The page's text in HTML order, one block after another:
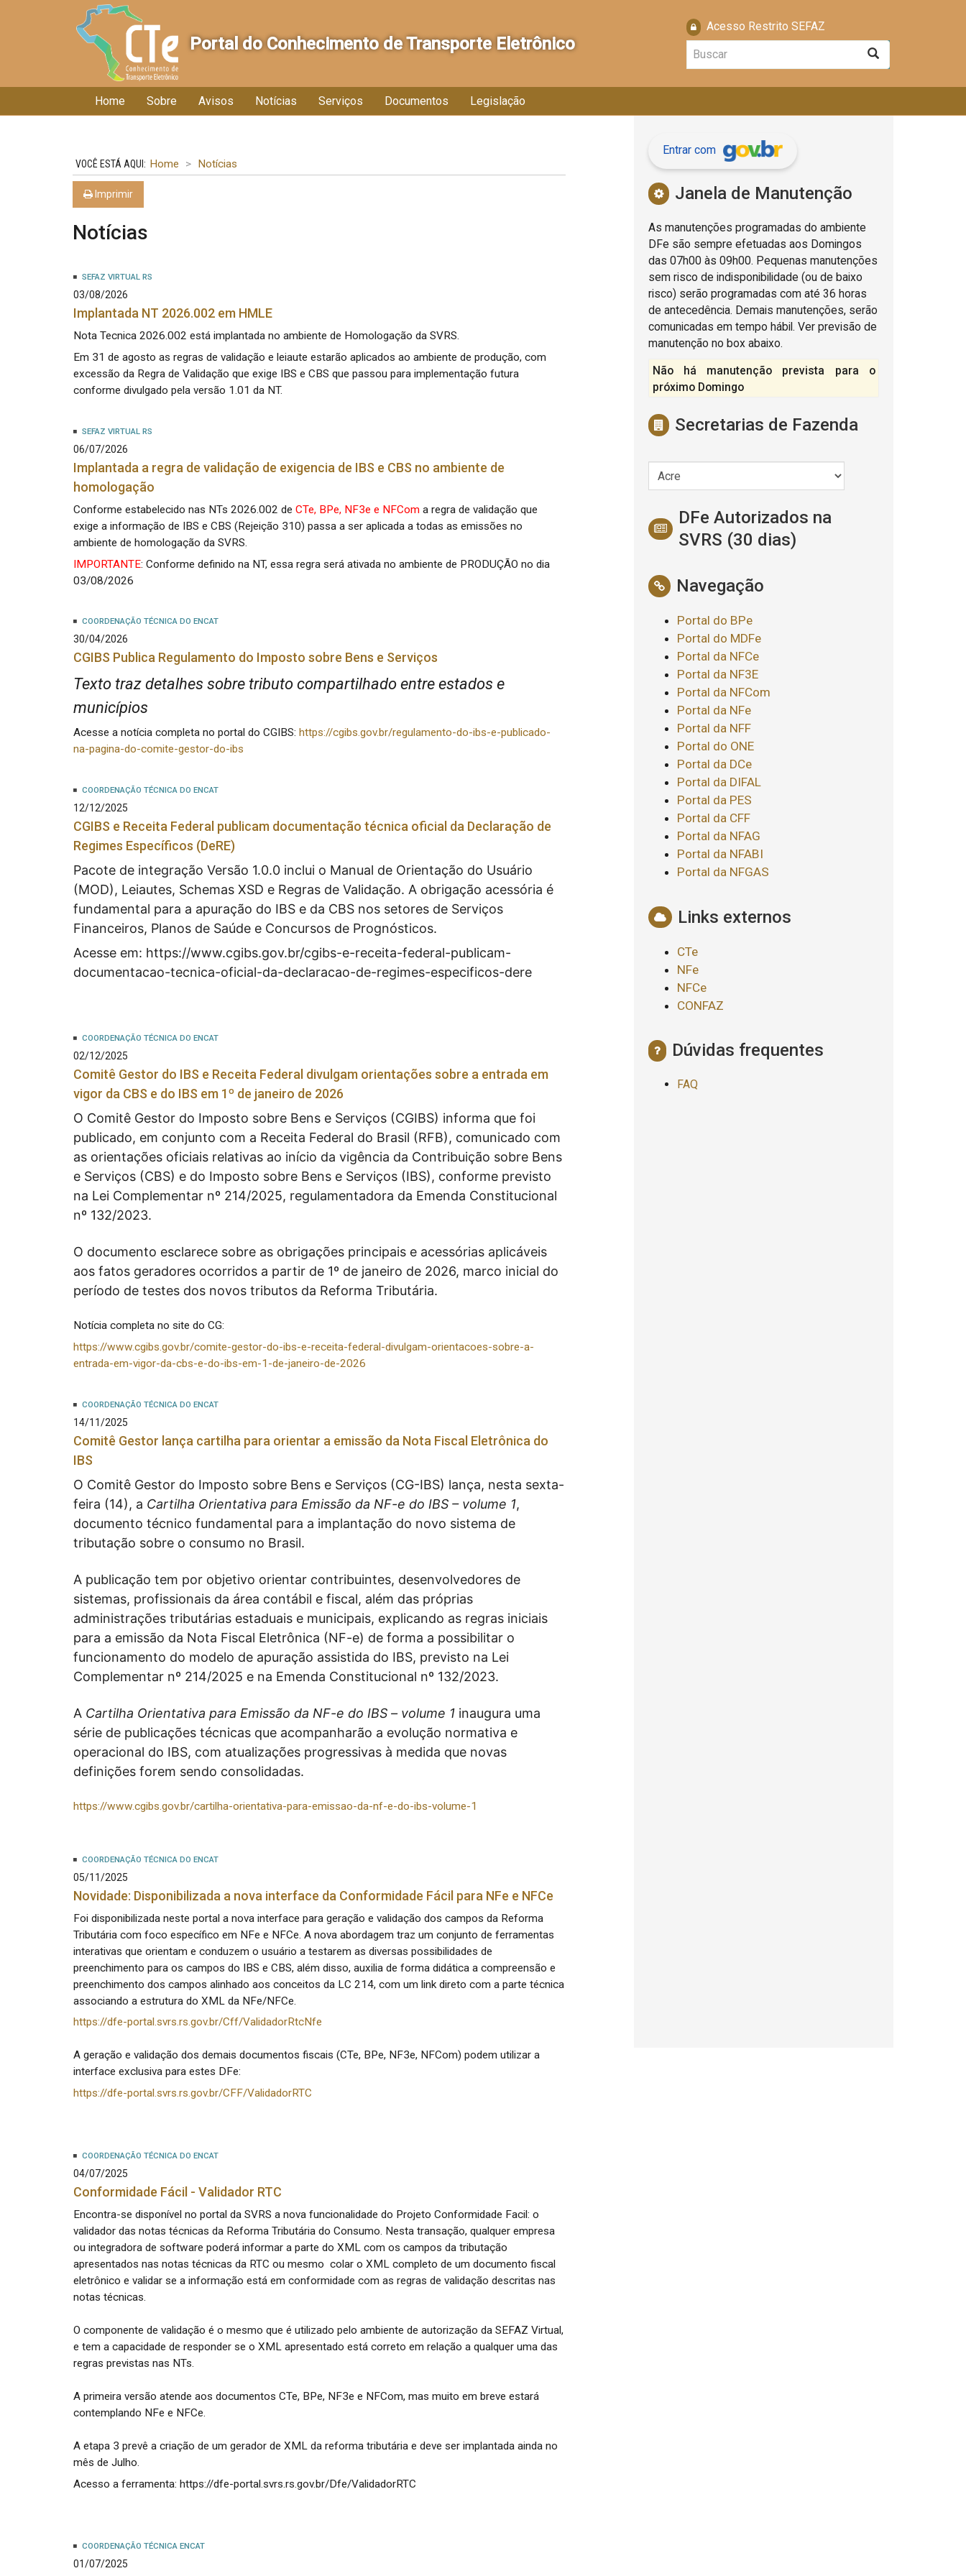
Portal do Conhecimento de Transporte Eletrônico
Acesso Restrito SEFAZ
Buscar
Buscar
Início
do
Inicial
Home Sobre Avisos Notícias Serviços Documentos Legislação
Home Notícias
Imprimir
Notícias
SEFAZ VIRTUAL RS
03/08/2026
Implantada NT 2026.002 em HMLE
Nota Tecnica 2026.002 está implantada no ambiente de Homologação da SVRS.
Em 31 de agosto as regras de validação e leiaute estarão aplicados ao ambiente de produção, com
excessão da Regra de Validação que exige IBS e CBS que passou para implementação futura
conforme divulgado pela versão 1.01 da NT.
SEFAZ VIRTUAL RS
06/07/2026
Implantada a regra de validação de exigencia de IBS e CBS no ambiente de
homologação
Conforme estabelecido nas NTs 2026.002 de CTe, BPe, NF3e e NFComa regra de validação que
exige a informação de IBS e CBS (Rejeição 310) passa a ser aplicada a todas as emissões no
ambiente de homologação da SVRS.
IMPORTANTE: Conforme definido na NT, essa regra será ativada no ambiente de PRODUÇÃO no dia
03/08/2026
COORDENAÇÃO TÉCNICA DO ENCAT
30/04/2026
CGIBS Publica Regulamento do Imposto sobre Bens e Serviços
Texto traz detalhes sobre tributo compartilhado entre estados e
municípios
Acesse a notícia completa no portal do CGIBS: https://cgibs.gov.br/regulamento-do-ibs-e-publicado-
na-pagina-do-comite-gestor-do-ibs
COORDENAÇÃO TÉCNICA DO ENCAT
12/12/2025
CGIBS e Receita Federal publicam documentação técnica oficial da Declaração de
Regimes Específicos (DeRE)
Pacote de integração Versão 1.0.0 inclui o Manual de Orientação do Usuário
(MOD), Leiautes, Schemas XSD e Regras de Validação. A obrigação acessória é
fundamental para a apuração do IBS e da CBS nos setores de Serviços
Financeiros, Planos de Saúde e Concursos de Prognósticos.
Acesse em: https://www.cgibs.gov.br/cgibs-e-receita-federal-publicam-
documentacao-tecnica-oficial-da-declaracao-de-regimes-especificos-dere
COORDENAÇÃO TÉCNICA DO ENCAT
02/12/2025
Comitê Gestor do IBS e Receita Federal divulgam orientações sobre a entrada em
vigor da CBS e do IBS em 1º de janeiro de 2026
O Comitê Gestor do Imposto sobre Bens e Serviços (CGIBS) informa que foi
publicado, em conjunto com a Receita Federal do Brasil (RFB), comunicado com
as orientações oficiais relativas ao início da vigência da Contribuição sobre Bens
e Serviços (CBS) e do Imposto sobre Bens e Serviços (IBS), conforme previsto
na Lei Complementar nº 214/2025, regulamentadora da Emenda Constitucional
nº 132/2023.
O documento esclarece sobre as obrigações principais e acessórias aplicáveis
aos fatos geradores ocorridos a partir de 1º de janeiro de 2026, marco inicial do
período de testes dos novos tributos da Reforma Tributária.
Notícia completa no site do CG:
https://www.cgibs.gov.br/comite-gestor-do-ibs-e-receita-federal-divulgam-orientacoes-sobre-a-
entrada-em-vigor-da-cbs-e-do-ibs-em-1-de-janeiro-de-2026
COORDENAÇÃO TÉCNICA DO ENCAT
14/11/2025
Comitê Gestor lança cartilha para orientar a emissão da Nota Fiscal Eletrônica do
IBS
O Comitê Gestor do Imposto sobre Bens e Serviços (CG-IBS) lança, nesta sexta-
feira (14), a Cartilha Orientativa para Emissão da NF-e do IBS – volume 1,
documento técnico fundamental para a implantação do novo sistema de
tributação sobre o consumo no Brasil.
A publicação tem por objetivo orientar contribuintes, desenvolvedores de
sistemas, profissionais da área contábil e fiscal, além das próprias
administrações tributárias estaduais e municipais, explicando as regras iniciais
para a emissão da Nota Fiscal Eletrônica (NF-e) de forma a possibilitar o
funcionamento do modelo de apuração assistida do IBS, previsto na Lei
Complementar nº 214/2025 e na Emenda Constitucional nº 132/2023.
A Cartilha Orientativa para Emissão da NF-e do IBS – volume 1inaugura uma
série de publicações técnicas que acompanharão a evolução normativa e
operacional do IBS, com atualizações progressivas à medida que novas
definições forem sendo consolidadas.
https://www.cgibs.gov.br/cartilha-orientativa-para-emissao-da-nf-e-do-ibs-volume-1
COORDENAÇÃO TÉCNICA DO ENCAT
05/11/2025
Novidade: Disponibilizada a nova interface da Conformidade Fácil para NFe e NFCe
Foi disponibilizada neste portal a nova interface para geração e validação dos campos da Reforma
Tributária com foco específico em NFe e NFCe. A nova abordagem traz um conjunto de ferramentas
interativas que orientam e conduzem o usuário a testarem as diversas possibilidades de
preenchimento para os campos do IBS e CBS, além disso, auxilia de forma didática a compreensão e
preenchimento dos campos alinhado aos conceitos da LC 214, com um link direto com a parte técnica
associando a estrutura do XML da NFe/NFCe.
https://dfe-portal.svrs.rs.gov.br/Cff/ValidadorRtcNfe
A geração e validação dos demais documentos fiscais (CTe, BPe, NF3e, NFCom) podem utilizar a
interface exclusiva para estes DFe:
https://dfe-portal.svrs.rs.gov.br/CFF/ValidadorRTC
COORDENAÇÃO TÉCNICA DO ENCAT
04/07/2025
Conformidade Fácil - Validador RTC
Encontra-se disponível no portal da SVRS a nova funcionalidade do Projeto Conformidade Facil: o
validador das notas técnicas da Reforma Tributária do Consumo. Nesta transação, qualquer empresa
ou integradora de software poderá informar a parte do XML com os campos da tributação
apresentados nas notas técnicas da RTC ou mesmo colar o XML completo de um documento fiscal
eletrônico e validar se a informação está em conformidade com as regras de validação descritas nas
notas técnicas.
O componente de validação é o mesmo que é utilizado pelo ambiente de autorização da SEFAZ Virtual,
e tem a capacidade de responder se o XML apresentado está correto em relação a qualquer uma das
regras previstas nas NTs.
A primeira versão atende aos documentos CTe, BPe, NF3e e NFCom, mas muito em breve estará
contemplando NFe e NFCe.
A etapa 3 prevê a criação de um gerador de XML da reforma tributária e deve ser implantada ainda no
mês de Julho.
Acesso a ferramenta: https://dfe-portal.svrs.rs.gov.br/Dfe/ValidadorRTC
COORDENAÇÃO TÉCNICA ENCAT
01/07/2025
Entrar com
Janela de Manutenção
As manutenções programadas do ambiente
DFe são sempre efetuadas aos Domingos
das 07h00 às 09h00. Pequenas manutenções
sem risco de indisponibilidade (ou de baixo
risco) serão programadas com até 36 horas
de antecedência. Demais manutenções, serão
comunicadas em tempo hábil. Ver previsão de
manutenção no box abaixo.
Não há manutenção prevista para o
próximo Domingo
Secretarias de Fazenda
DFe Autorizados na
SVRS (30 dias)
Navegação
Portal do BPe
Portal do MDFe
Portal da NFCe
Portal da NF3E
Portal da NFCom
Portal da NFe
Portal da NFF
Portal do ONE
Portal da DCe
Portal da DIFAL
Portal da PES
Portal da CFF
Portal da NFAG
Portal da NFABI
Portal da NFGAS
Links externos
CTe
NFe
NFCe
CONFAZ
Dúvidas frequentes
FAQ